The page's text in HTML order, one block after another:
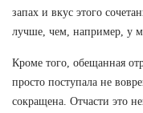
запах и вкус этого
лучше, чем, например, у
Кроме того, обещанная
просто поступала не
сокращена. Отчасти это